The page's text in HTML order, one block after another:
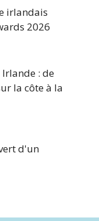
irlandais
2026
: de
la côte à la
d'un